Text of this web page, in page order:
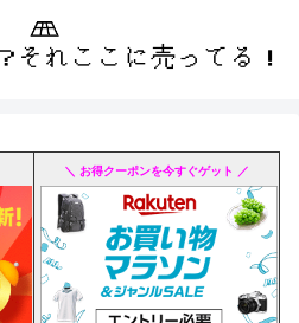
＼ お得クーポンを今すぐゲット ／